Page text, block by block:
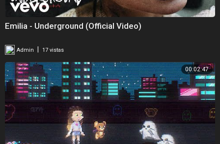
Emilia - Underground (Official Video)
Admin 17 vistas
00:02:47